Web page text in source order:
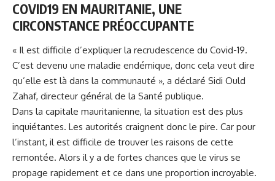
COVID19 EN MAURITANIE, UNE
CIRCONSTANCE PRÉOCCUPANTE
« Il est difficile d’expliquer la recrudescence du Covid-19.
C’est devenu une maladie endémique, donc cela veut dire
qu’elle est là dans la communauté », a déclaré Sidi Ould
Zahaf, directeur général de la Santé publique.
Dans la capitale mauritanienne, la situation est des plus
inquiétantes. Les autorités craignent donc le pire. Car pour
l’instant, il est difficile de trouver les raisons de cette
remontée. Alors il y a de fortes chances que le virus se
propage rapidement et ce dans une proportion incroyable.